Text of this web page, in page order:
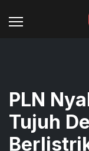
PLN
Tujuh